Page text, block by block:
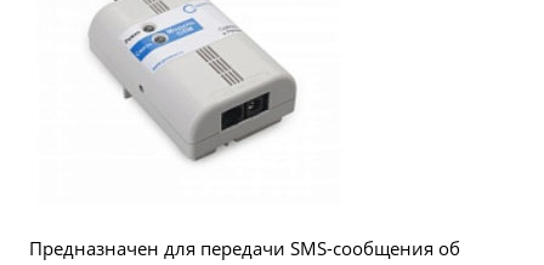
Предназначен для передачи SMS-сообщения об